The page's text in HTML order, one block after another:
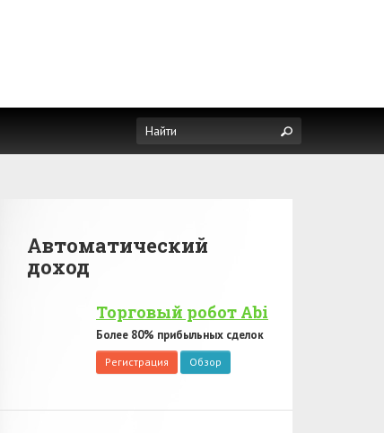
Автоматический
доход
Торговый робот Abi
Более 80% прибыльных сделок
Регистрация Обзор